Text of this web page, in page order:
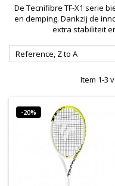
De Tecnifibre TF-X1 serie
en demping. Dankzij de
extra stabiliteit
Reference, Z to A
Item 1-3
-20%